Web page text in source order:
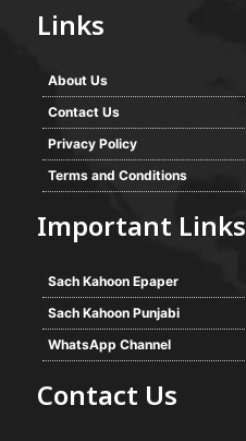
Links
About Us
Contact Us
Privacy Policy
Terms and Conditions
Important Links
Sach Kahoon Epaper
Sach Kahoon Punjabi
WhatsApp Channel
Contact Us